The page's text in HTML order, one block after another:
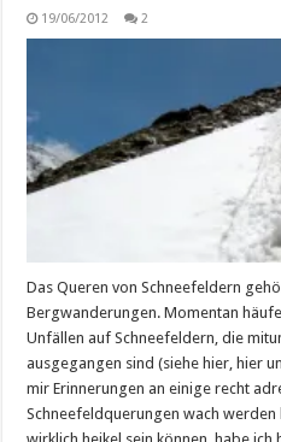
19/06/2012 2
Das Queren von Schneefeldern
Bergwanderungen. Momentan
Unfällen auf Schneefeldern, die
ausgegangen sind (siehe hier, hier
mir Erinnerungen an einige recht
Schneefeldquerungen wach